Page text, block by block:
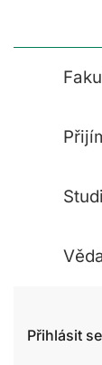
Přihlásit se